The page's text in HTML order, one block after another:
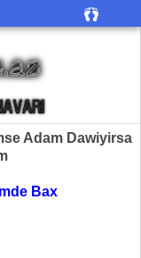
Adam Dawiyirsa
Bax